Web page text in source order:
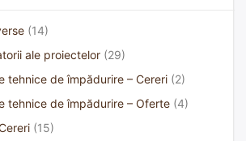
(14)
ale proiectelor (29)
tehnice de împădurire – Cereri (2)
tehnice de împădurire – Oferte (4)
(15)